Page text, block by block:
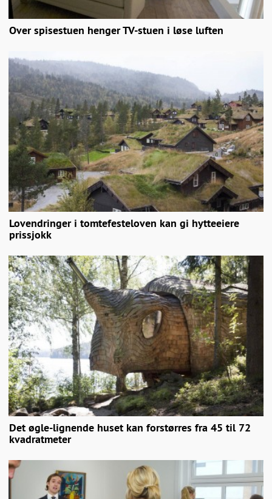
Over spisestuen henger TV-stuen i løse luften
Lovendringer i tomtefesteloven kan gi hytteeiere
prissjokk
Det øgle-lignende huset kan forstørres fra 45 til 72
kvadratmeter